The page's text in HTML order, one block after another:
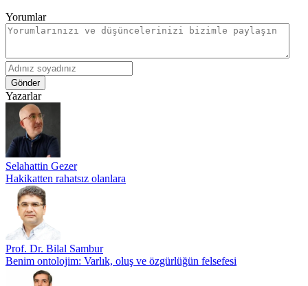
Yorumlar
Gönder
Yazarlar
Selahattin Gezer
Hakikatten rahatsız olanlara
Prof. Dr. Bilal Sambur
Benim ontolojim: Varlık, oluş ve özgürlüğün felsefesi